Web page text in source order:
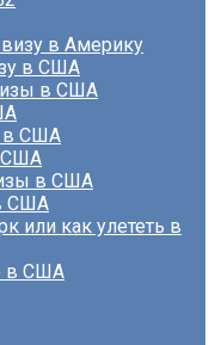
в Америку
в США
в США
в США
США
в США
США
или как улететь в
в США